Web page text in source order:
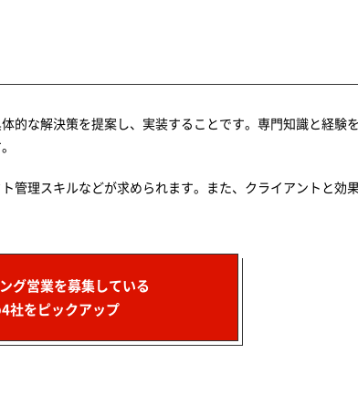
的な解決策を提案し、実装することです。専門知識と経験
管理スキルなどが求められます。また、クライアントと効
グ営業を募集している
社をピックアップ